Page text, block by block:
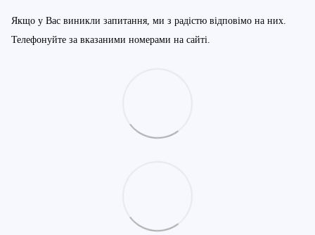
Якщо у Вас виникли запитання, ми з радістю відповімо на них.
Телефонуйте за вказаними номерами на сайті.